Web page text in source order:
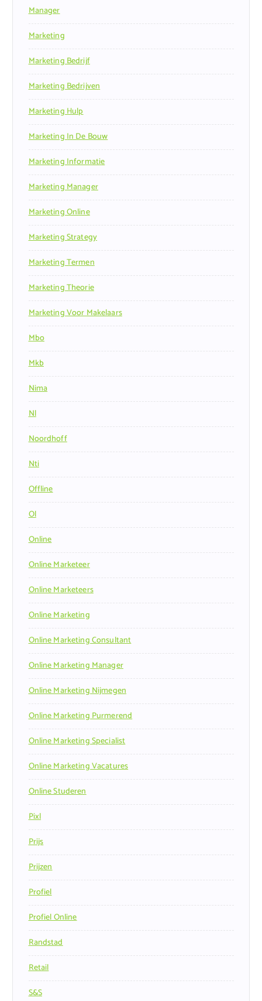
Manager
Marketing
Marketing Bedrijf
Marketing Bedrijven
Marketing Hulp
Marketing In De Bouw
Marketing Informatie
Marketing Manager
Marketing Online
Marketing Strategy
Marketing Termen
Marketing Theorie
Marketing Voor Makelaars
Mbo
Mkb
Nima
Nl
Noordhoff
Nti
Offline
Ol
Online
Online Marketeer
Online Marketeers
Online Marketing
Online Marketing Consultant
Online Marketing Manager
Online Marketing Nijmegen
Online Marketing Purmerend
Online Marketing Specialist
Online Marketing Vacatures
Online Studeren
Pixl
Prijs
Prijzen
Profiel
Profiel Online
Randstad
Retail
S&s